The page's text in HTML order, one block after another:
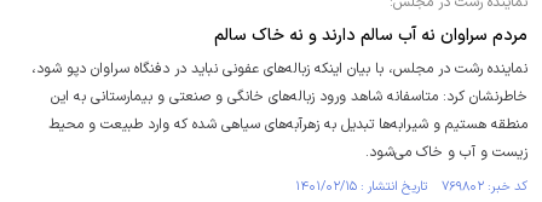
مردم سراوان نه آب سالم دارند و نه خاک سالم
نماینده رشت در مجلس، با بیان اینکه زباله‌های عفونی نباید در دفنگاه سراوان دپو شود،
خاطرنشان کرد: متاسفانه شاهد ورود زباله‌های خانگی و صنعتی و بیمارستانی به این
منطقه هستیم و شیرابه‌ها تبدیل به زهرآبه‌های سیاهی شده که وارد طبیعت و محیط
زیست و آب و خاک می‌شود.
کد خبر: ۷۶۹۸۰۲ تاریخ انتشار : ۱۴۰۱/۰۲/۱۵